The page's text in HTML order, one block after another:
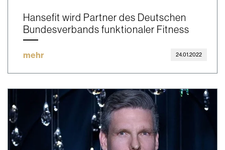
Hansefit wird Partner des Deutschen
Bundesverbands funktionaler Fitness
mehr 24.01.2022